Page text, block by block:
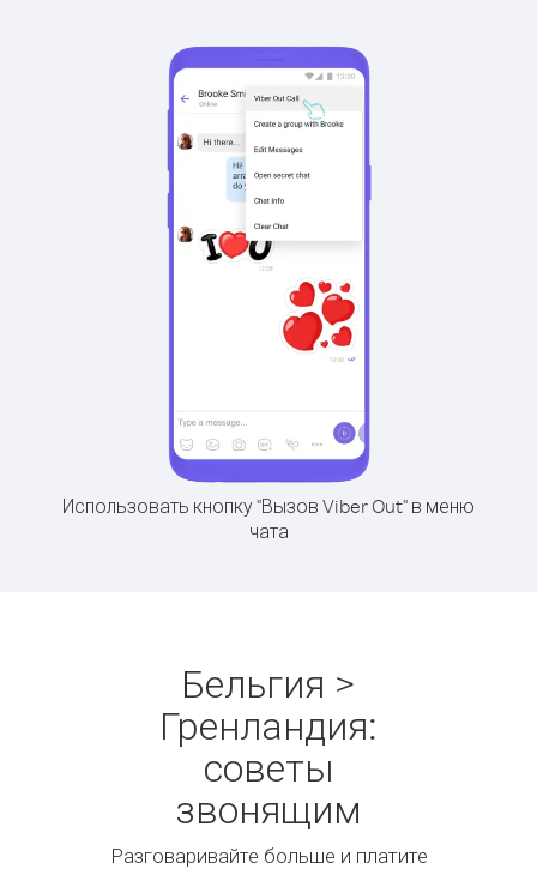
Использовать кнопку "Вызов Viber Out" в меню
чата
Бельгия >
Гренландия:
советы
звонящим
Разговаривайте больше и платите